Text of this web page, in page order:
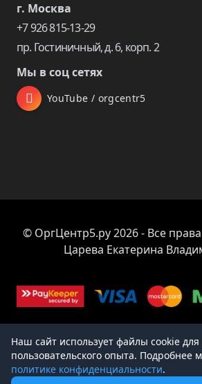
г. Москва
+7 926 815-13-29
пр. Гостиничный, д. 6, корп. 2
Мы в соц сетях
YouTube / orgcentr5
© ОргЦентр5.ру 2026 - Все
Царева Екатерина
Товар добавлен в корзину
Наш сайт использует файлы cookie
пользовательского опыта. Подробнее
политике конфиденциальности.